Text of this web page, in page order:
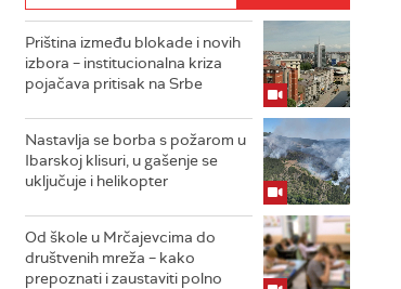
Priština između blokade i novih
izbora – institucionalna kriza
pojačava pritisak na Srbe
Nastavlja se borba s požarom u
Ibarskoj klisuri, u gašenje se
uključuje i helikopter
Od škole u Mrčajevcima do
društvenih mreža – kako
prepoznati i zaustaviti polno